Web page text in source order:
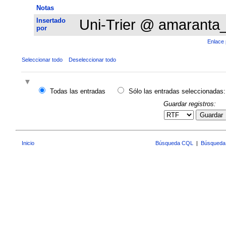
Notas
Insertado
por
Uni-Trier @
Enlace
Seleccionar todo Deseleccionar todo
Todas las entradas
Sólo las entradas seleccionadas:
Guardar registros:
Guardar
Inicio Búsqueda CQL